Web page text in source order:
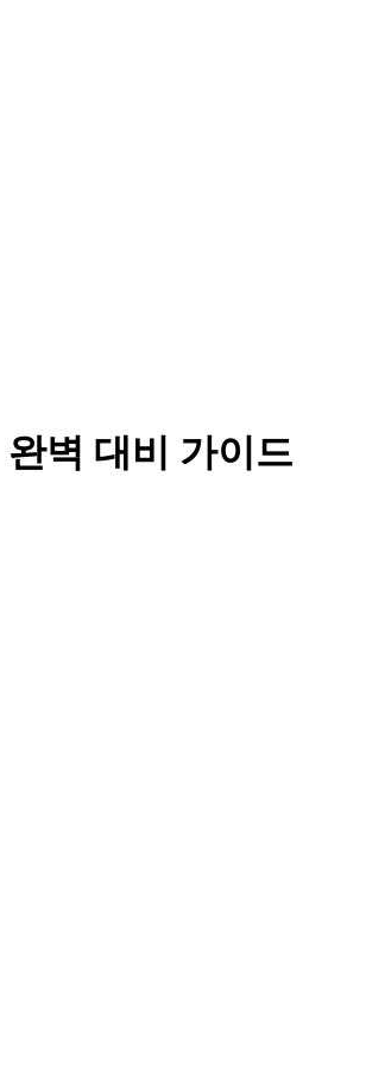
벽 대비 가이드